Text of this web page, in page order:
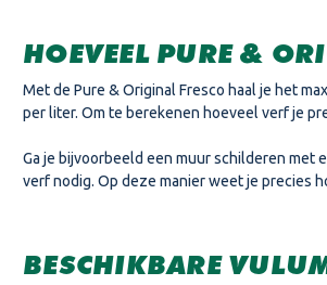
HOEVEEL PURE &
Met de Pure & Original Fresco haal je het
per liter. Om te berekenen hoeveel verf je
Ga je bijvoorbeeld een muur schilderen met
verf nodig. Op deze manier weet je precies
BESCHIKBARE